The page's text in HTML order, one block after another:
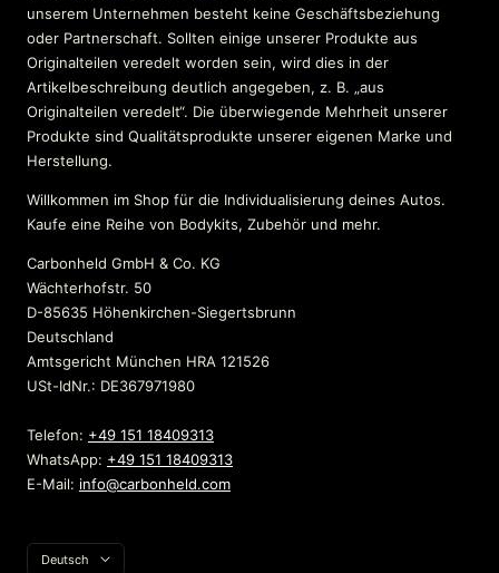
unserem Unternehmen besteht keine Geschäftsbeziehung
oder Partnerschaft. Sollten einige unserer Produkte aus
Originalteilen veredelt worden sein, wird dies in der
Artikelbeschreibung deutlich angegeben, z. B. „aus
Originalteilen veredelt“. Die überwiegende Mehrheit unserer
Produkte sind Qualitätsprodukte unserer eigenen Marke und
Herstellung.
Willkommen im Shop für die Individualisierung deines Autos.
Kaufe eine Reihe von Bodykits, Zubehör und mehr.
Carbonheld GmbH & Co. KG
Wächterhofstr. 50
D-85635 Höhenkirchen-Siegertsbrunn
Deutschland
Amtsgericht München HRA 121526
USt-IdNr.: DE367971980
Telefon: +49 151 18409313
WhatsApp: +49 151 18409313
E-Mail: info@carbonheld.com
Sprache
Deutsch